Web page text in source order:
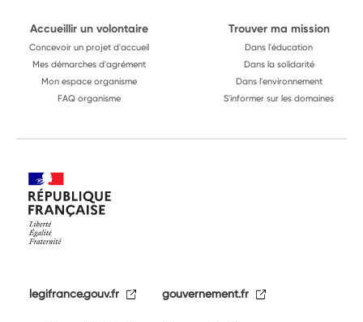
Accueillir un volontaire
Concevoir un projet d'accueil
Mes démarches d'agrément
Mon espace organisme
FAQ organisme
Trouver ma mission
Dans l'éducation
Dans la solidarité
Dans l'environnement
S'informer sur les domaines
legifrance.gouv.fr gouvernement.fr